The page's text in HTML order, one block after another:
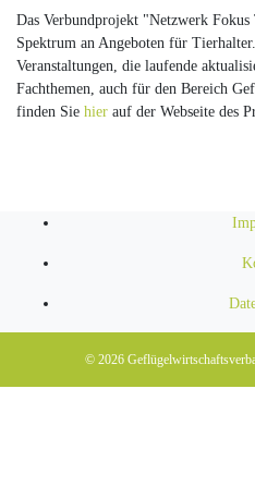
Das Verbundprojekt "Netzwerk
Spektrum an Angeboten für
Veranstaltungen, die laufende
Fachthemen, auch für den Bereich
finden Sie hier auf der Webseite des
© 2026